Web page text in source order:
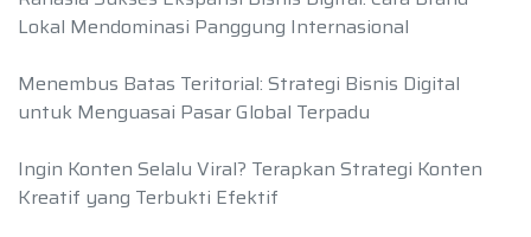
Lokal Mendominasi Panggung Internasional
Menembus Batas Teritorial: Strategi Bisnis Digital
untuk Menguasai Pasar Global Terpadu
Ingin Konten Selalu Viral? Terapkan Strategi Konten
Kreatif yang Terbukti Efektif